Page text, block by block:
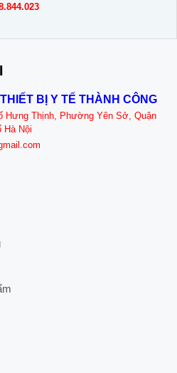
BỊ Y TẾ THÀNH CÔNG
Hưng Thịnh, Phường Yên Sở, Quận
Hà Nội